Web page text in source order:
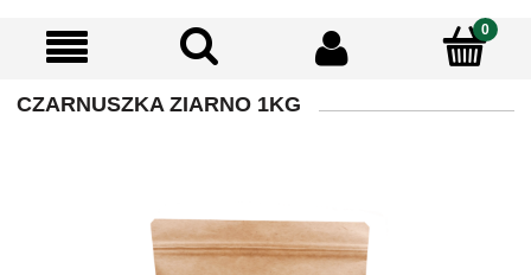
CZARNUSZKA ZIARNO 1KG